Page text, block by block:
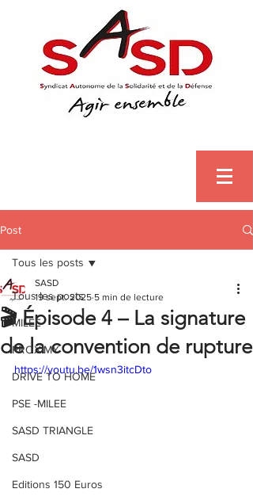
Post
Tous les posts
MILEE
PROXIMY
DRIVE TO HOME
PSE -MILEE
SASD TRIANGLE
SASD
Editions 150 Euros
Tous les posts
🎬 Épisode 4 – La signature
de la convention de rupture
SASD
19 sept. 2025 5 min de lecture
https://youtu.be/1wsn3itcDto